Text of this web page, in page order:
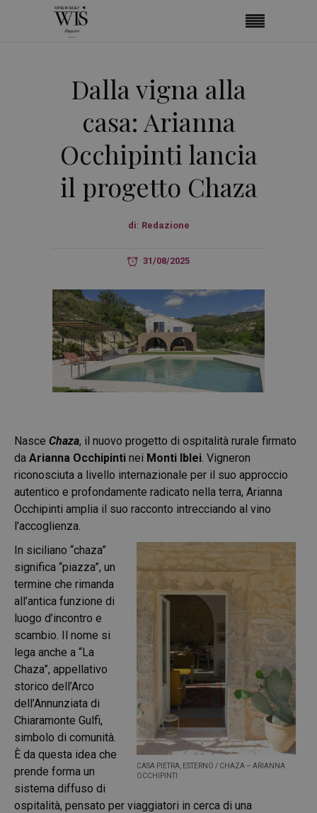
Dalla vigna alla
casa: Arianna
Occhipinti lancia
il progetto Chaza
di: Redazione
31/08/2025
Nasce Chaza, il nuovo progetto di ospitalità rurale firmato
da Arianna Occhipinti nei Monti Iblei. Vigneron
riconosciuta a livello internazionale per il suo approccio
autentico e profondamente radicato nella terra, Arianna
Occhipinti amplia il suo racconto intrecciando al vino
l’accoglienza.
CASA PIETRA, ESTERNO / CHAZA – ARIANNA
OCCHIPINTI
In siciliano “chaza”
significa “piazza”, un
termine che rimanda
all’antica funzione di
luogo d’incontro e
scambio. Il nome si
lega anche a “La
Chaza”, appellativo
storico dell’Arco
dell’Annunziata di
Chiaramonte Gulfi,
simbolo di comunità.
È da questa idea che
prende forma un
sistema diffuso di
ospitalità, pensato per viaggiatori in cerca di una